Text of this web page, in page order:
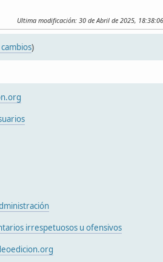
Ultima modificación: 30 de Abril de 2025,
)
irrespetuosos u ofensivos